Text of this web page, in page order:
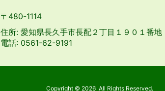
〒480-1114
住所: 愛知県長久手市長配２丁目１９０１番地
電話: 0561-62-9191
Copyright © 2026 All Rights Reserved.